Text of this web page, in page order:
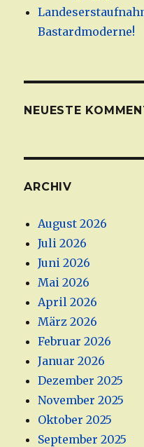
Bastardmoderne!
NEUESTE
ARCHIV
August 2026
Juli 2026
Juni 2026
Mai 2026
April 2026
März 2026
Februar 2026
Januar 2026
Dezember 2025
November 2025
Oktober 2025
September 2025